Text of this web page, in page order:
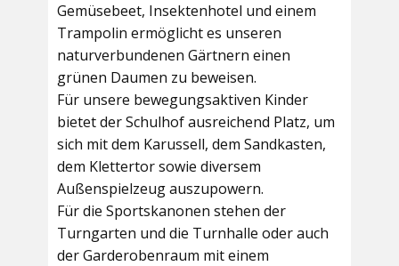
Gemüsebeet, Insektenhotel und einem
Trampolin ermöglicht es unseren
naturverbundenen Gärtnern einen
grünen Daumen zu beweisen.
Für unsere bewegungsaktiven Kinder
bietet derSchulhofausreichend Platz, um
sich mit dem Karussell, dem Sandkasten,
dem Klettertor sowie diversem
Außenspielzeug auszupowern.
Für die Sportskanonen stehen der
Turngarten und die Turnhalle oder auch
derGarderobenraum mit einem